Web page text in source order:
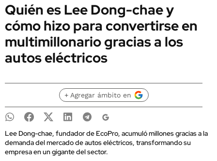
Quién es Lee Dong-chae y
cómo hizo para convertirse en
multimillonario gracias a los
autos eléctricos
+ Agregar ámbito en
Lee Dong-chae, fundador de EcoPro, acumuló millones gracias a la
demanda del mercado de autos eléctricos, transformando su
empresa en un gigante del sector.